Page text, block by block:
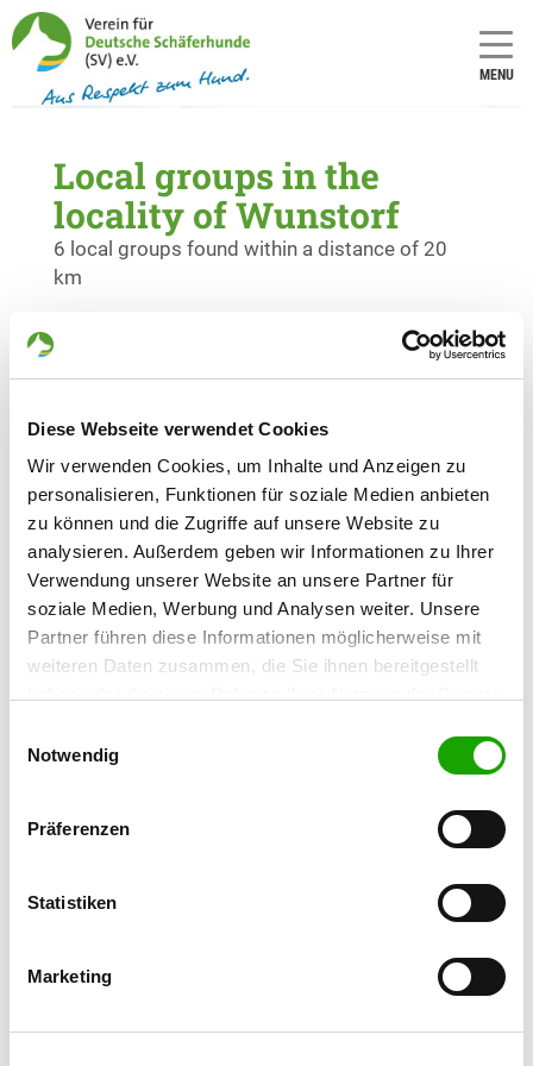
Diese Webseite verwendet Cookies
Wir verwenden Cookies, um Inhalte und Anzeigen zu
personalisieren, Funktionen für soziale Medien anbieten
zu können und die Zugriffe auf unsere Website zu
analysieren. Außerdem geben wir Informationen zu Ihrer
Verwendung unserer Website an unsere Partner für
soziale Medien, Werbung und Analysen weiter. Unsere
Partner führen diese Informationen möglicherweise mit
weiteren Daten zusammen, die Sie ihnen bereitgestellt
Cookies, wenn Sie unsere Webseite weiterhin nutzen.
Notwendig
Präferenzen
Statistiken
Marketing
MENU
Local groups in the
locality of Wunstorf
6 local groups found within a distance of 20
km
OG - Hannover-Engelbostel von
1903 e.V.
30855 Langenhagen
OG - Bantorf/Deister
Details
An der B65 Ortsausgang
30890 Wichtringhausen
OG - Barsinghausen
Calenberger Strasse
30890 Barsinghausen
Details
31535 Neustadt am Rbg
OG - Wunstorf/Hann.
Details
31515 Wunstorf